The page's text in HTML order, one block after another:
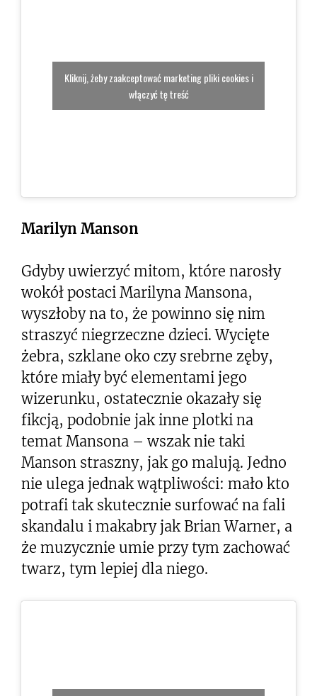
Kliknij, żeby zaakceptować marketing pliki cookies i
włączyć tę treść
Marilyn Manson
Gdyby uwierzyć mitom, które narosły
wokół postaci Marilyna Mansona,
wyszłoby na to, że powinno się nim
straszyć niegrzeczne dzieci. Wycięte
żebra, szklane oko czy srebrne zęby,
które miały być elementami jego
wizerunku, ostatecznie okazały się
fikcją, podobnie jak inne plotki na
temat Mansona – wszak nie taki
Manson straszny, jak go malują. Jedno
nie ulega jednak wątpliwości: mało kto
potrafi tak skutecznie surfować na fali
skandalu i makabry jak Brian Warner, a
że muzycznie umie przy tym zachować
twarz, tym lepiej dla niego.